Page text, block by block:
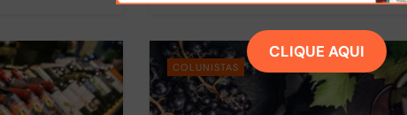
COLUNISTAS
CLIQUE AQUI